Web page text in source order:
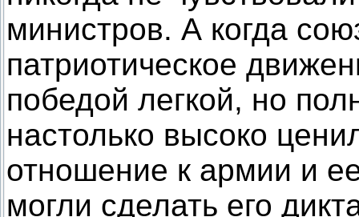
министров. А когда
патриотическое
победой легкой, но
настолько высоко
отношение к армии и
могли сделать его